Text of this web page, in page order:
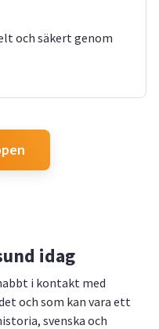
och säkert genom
idag
i kontakt med
och som kan vara ett
svenska och